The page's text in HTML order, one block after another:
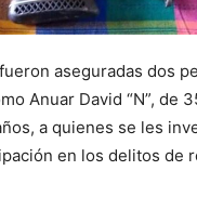
aseguradas dos
Anuar David “N”, de
a quienes se les
en los delitos de